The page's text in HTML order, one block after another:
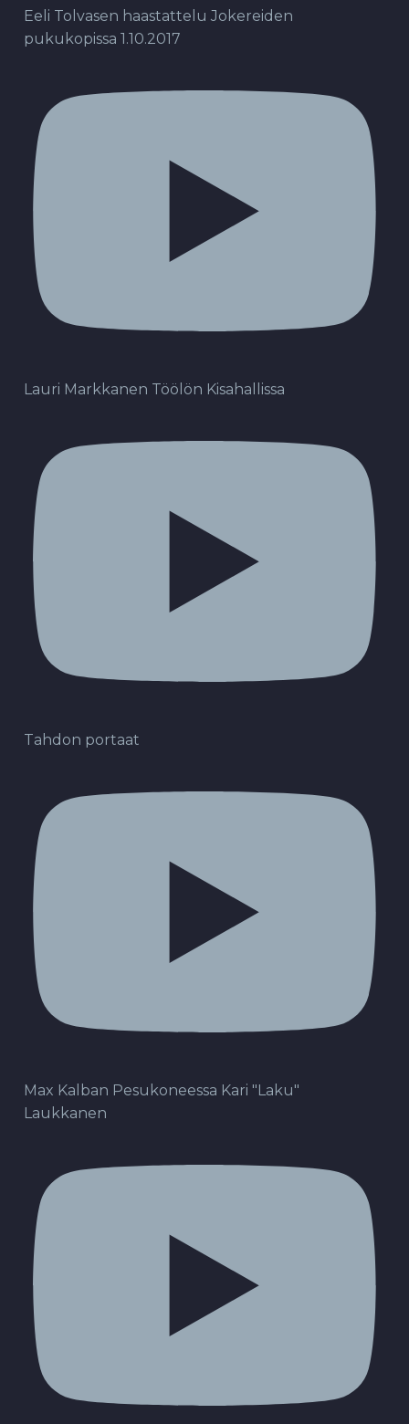
Eeli Tolvasen haastattelu Jokereiden
pukukopissa 1.10.2017
Lauri Markkanen Töölön Kisahallissa
Tahdon portaat
Max Kalban Pesukoneessa Kari "Laku"
Laukkanen